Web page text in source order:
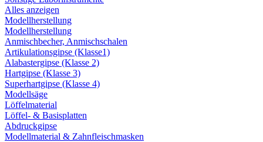
Alles anzeigen
Modellherstellung
Modellherstellung
Anmischbecher, Anmischschalen
Artikulationsgipse (Klasse1)
Alabastergipse (Klasse 2)
Hartgipse (Klasse 3)
Superhartgipse (Klasse 4)
Modellsäge
Löffelmaterial
Löffel- & Basisplatten
Abdruckgipse
Modellmaterial & Zahnfleischmasken